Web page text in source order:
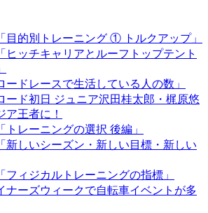
目的別トレーニング ① トルクアップ」
ヒッチキャリアとルーフトップテント
ードレースで生活している人の数」
ード初日 ジュニア沢田桂太郎・梶原悠
ア王者に！
トレーニングの選択 後編」
新しいシーズン・新しい目標・新しい
フィジカルトレーニングの指標」
ナーズウィークで自転車イベントが多